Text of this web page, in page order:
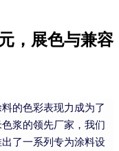
，展色与兼容
的色彩表现力成为了
浆的领先厂家，我们
了一系列专为涂料设